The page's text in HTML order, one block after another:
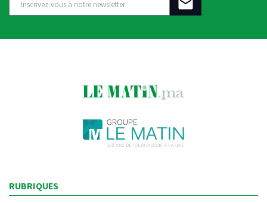
RUBRIQUES